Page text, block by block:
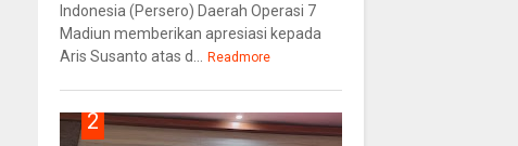
Indonesia (Persero) Daerah Operasi 7
Madiun memberikan apresiasi kepada
Aris Susanto atas d...
Readmore
2